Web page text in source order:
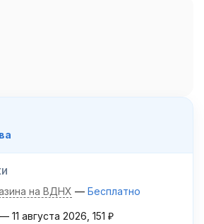
на ВДНХ Бесплатно
11 августа 2026 151 ₽